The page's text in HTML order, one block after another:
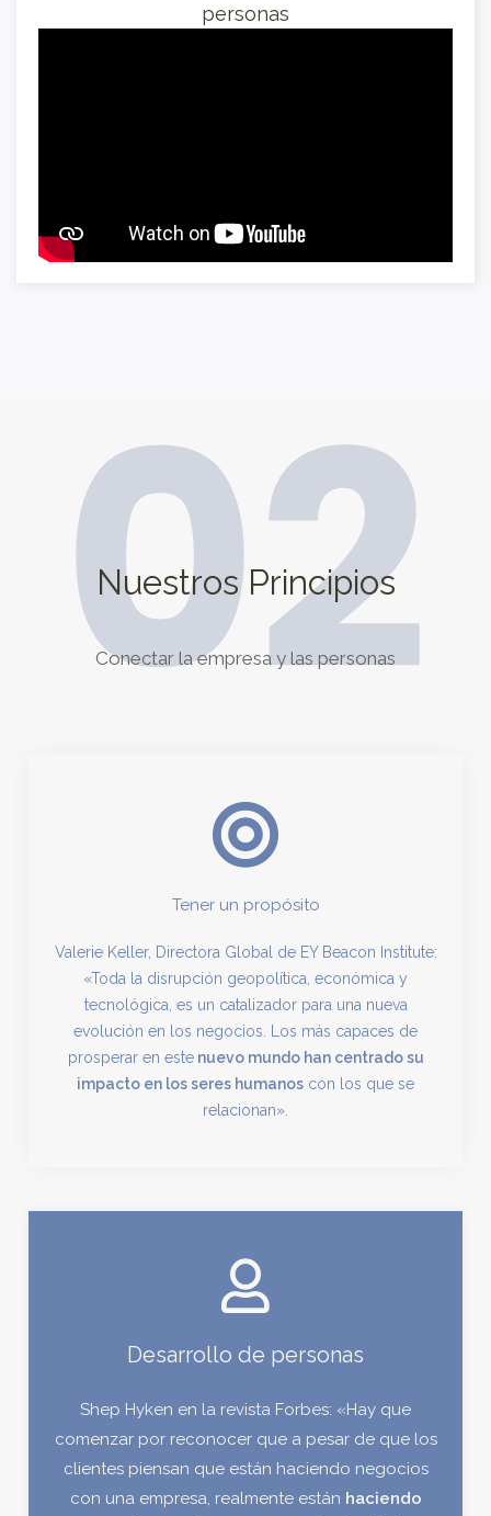
personas
02
Nuestros Principios
Conectar la empresa y las personas
Tener un propósito
Valerie Keller, Directora Global de EY Beacon Institute:
«Toda la disrupción geopolítica, económica y
tecnológica, es un catalizador para una nueva
evolución en los negocios. Los más capaces de
prosperar en estenuevo mundo han centrado su
impacto en los seres humanos con los que se
relacionan».
Desarrollo de personas
Shep Hyken en la revista Forbes: «Hay que
comenzar por reconocer que a pesar de que los
clientes piensan que están haciendo negocios
con una empresa, realmente están haciendo